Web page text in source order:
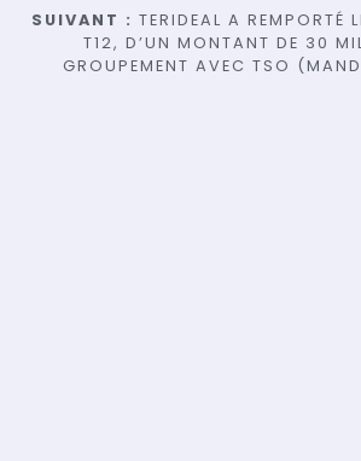
SUIVANT : TERIDEAL A REMPORTÉ
T12, D’UN MONTANT DE 30
GROUPEMENT AVEC TSO